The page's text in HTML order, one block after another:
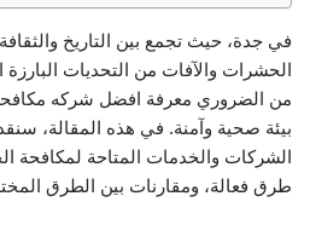
في جدة، حيث تجمع بين التاريخ
الحشرات والآفات من التحديات
من الضروري معرفة افضل شركه
بيئة صحية وآمنة. في هذه المقالة،
الشركات والخدمات المتاحة لمكافحة
طرق فعالة، ومقارنات بين الطرق